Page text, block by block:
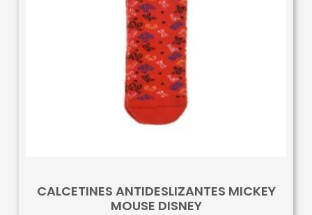
CALCETINES ANTIDESLIZANTES MICKEY
MOUSE DISNEY